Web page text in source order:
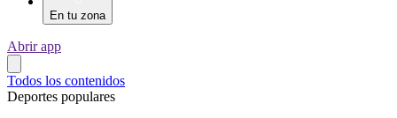
En tu zona
Abrir app
Todos los contenidos
Deportes populares